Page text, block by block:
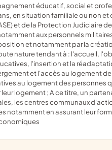
en situation familiale ou non
et de la Protection Judiciaire
aux personnels
et notamment par la
nature tendant à : l'accueil,
l'insertion et la
et l'accès au logement
au logement des personnes
logement ; A ce titre, un
les centres communaux
notamment en assurant leur